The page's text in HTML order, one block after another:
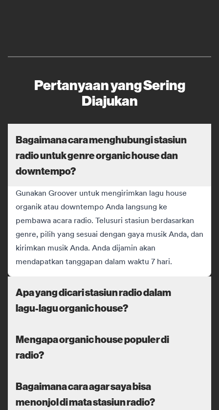
Pertanyaan yang Sering
Diajukan
Bagaimana cara menghubungi stasiun
radio untuk genre organic house dan
downtempo?
Gunakan Groover untuk mengirimkan lagu house
organik atau downtempo Anda langsung ke
pembawa acara radio. Telusuri stasiun berdasarkan
genre, pilih yang sesuai dengan gaya musik Anda, dan
kirimkan musik Anda. Anda dijamin akan
mendapatkan tanggapan dalam waktu 7 hari.
Apa yang dicari stasiun radio dalam
lagu-lagu organic house?
Mengapa organic house populer di
radio?
Bagaimana cara agar saya bisa
menonjol di mata stasiun radio?